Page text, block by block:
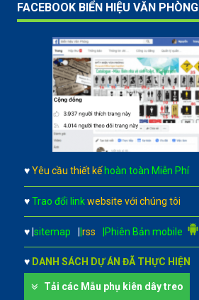
FACEBOOK BIỂN HIỆU VĂN PHÒNG
♥ Yêu cầu thiết kế hoàn toàn Miễn Phí
♥ Trao đổi link website với chúng tôi
♥ |sitemap |rss |Phiên Bản mobile
♥ DANH SÁCH DỰ ÁN ĐÃ THỰC HIỆN
Tải các Mẫu phụ kiên dây treo